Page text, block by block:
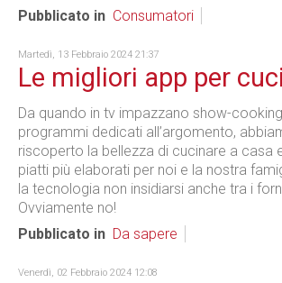
Pubblicato in Consumatori
Martedì, 13 Febbraio 2024 21:37
Le migliori app per
Da quando in tv impazzano show-
programmi dedicati all’argomento,
riscoperto la bellezza di cucinare a casa
piatti più elaborati per noi e la nostra
la tecnologia non insidiarsi anche tra i
Ovviamente no!
Pubblicato in Da sapere
Venerdì, 02 Febbraio 2024 12:08